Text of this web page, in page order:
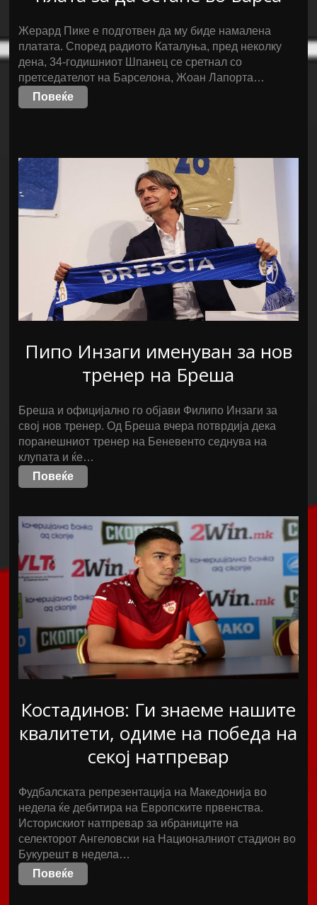
Жерард Пике е подготвен да му биде намалена
платата. Според радиото Каталуња, пред неколку
дена, 34-годишниот Шпанец се сретнал со
претседателот на Барселона, Жоан Лапорта…
Повеќе
Пипо Инзаги именуван за нов
тренер на Бреша
Бреша и официјално го објави Филипо Инзаги за
свој нов тренер. Од Бреша вчера потврдија дека
поранешниот тренер на Беневенто седнува на
клупата и ќе…
Повеќе
Костадинов: Ги знаеме нашите
квалитети, одиме на победа на
секој натпревар
Фудбалската репрезентација на Македонија во
недела ќе дебитира на Европските првенства.
Историскиот натпревар за ибраниците на
селекторот Ангеловски на Националниот стадион во
Букурешт в недела…
Повеќе